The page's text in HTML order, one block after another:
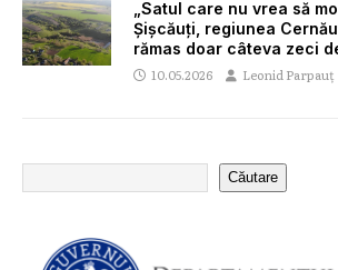
„Satul care nu vrea să
Șișсăuți, regiunea
rămas doar câteva zeci
10.05.2026 Leonid Parpauț
Căutare